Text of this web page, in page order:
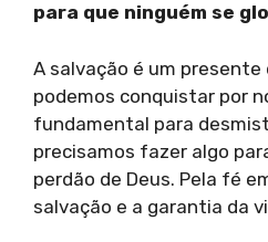
para que ninguém se
A salvação é um presente
podemos conquistar por
fundamental para
precisamos fazer algo
perdão de Deus. Pela fé
salvação e a garantia da